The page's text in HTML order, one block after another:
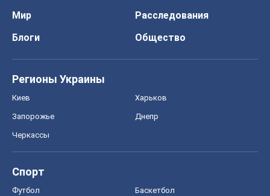
Мир
Расследования
Блоги
Общество
Регионы Украины
Киев Харьков
Запорожье Днепр
Черкассы
Спорт
Футбол Баскетбол